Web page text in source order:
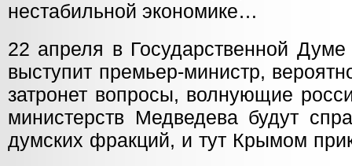
нестабильной экономике…
22 апреля в Государственной
выступит премьер-министр,
затронет вопросы, волнующие
министерств Медведева будут
думских фракций, и тут Крымом